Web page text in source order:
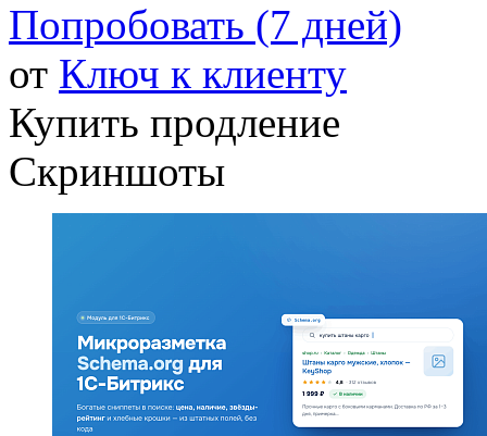
Попробовать (7 дней)
от Ключ к клиенту
Купить продление
Скриншоты